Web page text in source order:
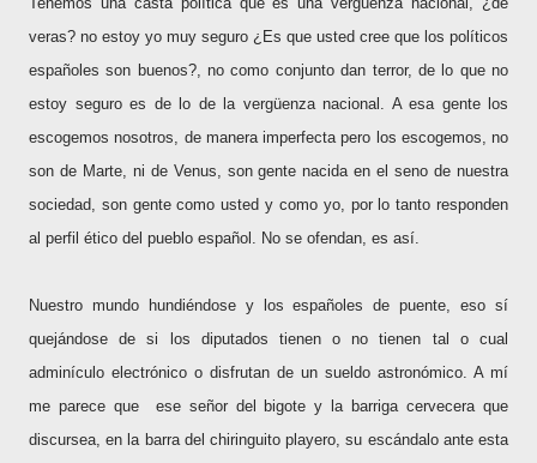
veras? no estoy yo muy seguro ¿Es que usted cree que los políticos
españoles son buenos?, no como conjunto dan terror, de lo que no
estoy seguro es de lo de la vergüenza nacional. A esa gente los
escogemos nosotros, de manera imperfecta pero los escogemos, no
son de Marte, ni de Venus, son gente nacida en el seno de nuestra
sociedad, son gente como usted y como yo, por lo tanto responden
al perfil ético del pueblo español. No se ofendan, es así.
Nuestro mundo hundiéndose y los españoles de puente, eso sí
quejándose de si los diputados tienen o no tienen tal o cual
adminículo electrónico o disfrutan de un sueldo astronómico. A mí
me parece que
ese señor del bigote y la barriga cervecera que
discursea, en la barra del chiringuito playero, su escándalo ante esta